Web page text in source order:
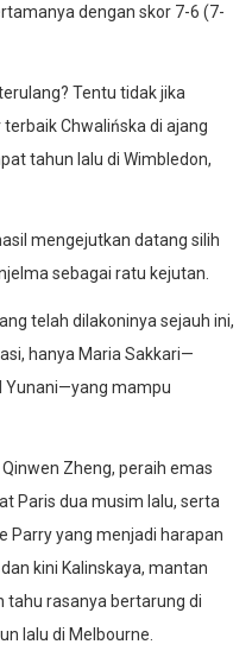
dengan skor 7-6 (7-
Tentu tidak jika
Chwalińska di ajang
tahun lalu di Wimbledon,
mengejutkan datang silih
sebagai ratu kejutan.
telah dilakoninya sejauh ini,
hanya Maria Sakkari—
Yunani—yang mampu
Zheng, peraih emas
Paris dua musim lalu, serta
Parry yang menjadi harapan
kini Kalinskaya, mantan
tahu rasanya bertarung di
lalu di Melbourne.